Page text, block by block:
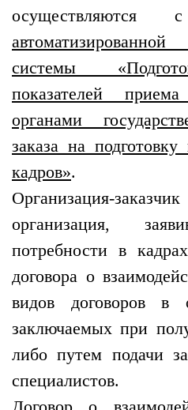
осуществляются
системы
показателей
органами
заказа на
кадров».
Организация-
организация,
потребности в
договора о
видов договоров в
заключаемых при
либо путем подачи
специалистов.